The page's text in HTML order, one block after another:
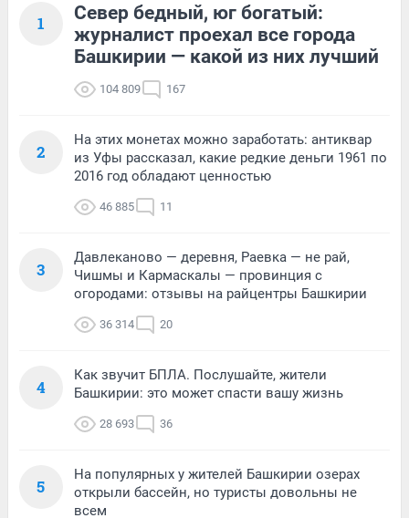
1
Север бедный, юг богатый:
журналист проехал все города
Башкирии — какой из них лучший
104 809 167
2
На этих монетах можно заработать: антиквар
из Уфы рассказал, какие редкие деньги 1961 по
2016 год обладают ценностью
46 885 11
3
Давлеканово — деревня, Раевка — не рай,
Чишмы и Кармаскалы — провинция с
огородами: отзывы на райцентры Башкирии
36 314 20
4
Как звучит БПЛА. Послушайте, жители
Башкирии: это может спасти вашу жизнь
28 693 36
5
На популярных у жителей Башкирии озерах
открыли бассейн, но туристы довольны не
всем